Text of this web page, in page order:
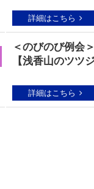
詳細はこちら
＜のびのび例会
【浅香山のツツ
詳細はこちら